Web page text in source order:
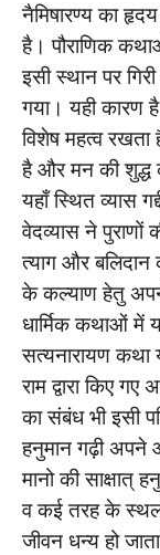
नैमिषारण्य का
है। पौराणिक
इसी स्थान पर
गया। यही कारण
विशेष महत्व
है और मन की शुद्ध
यहाँ स्थित व्यास
वेदव्यास ने
त्याग और बलिदान
के कल्याण हेतु
धार्मिक कथाओं में
सत्यनारायण कथा
राम द्वारा किए
का संबंध भी इसी
हनुमान गढ़ी अपने
मानो की साक्षात्
व कई तरह के स्थल
जीवन धन्य हो